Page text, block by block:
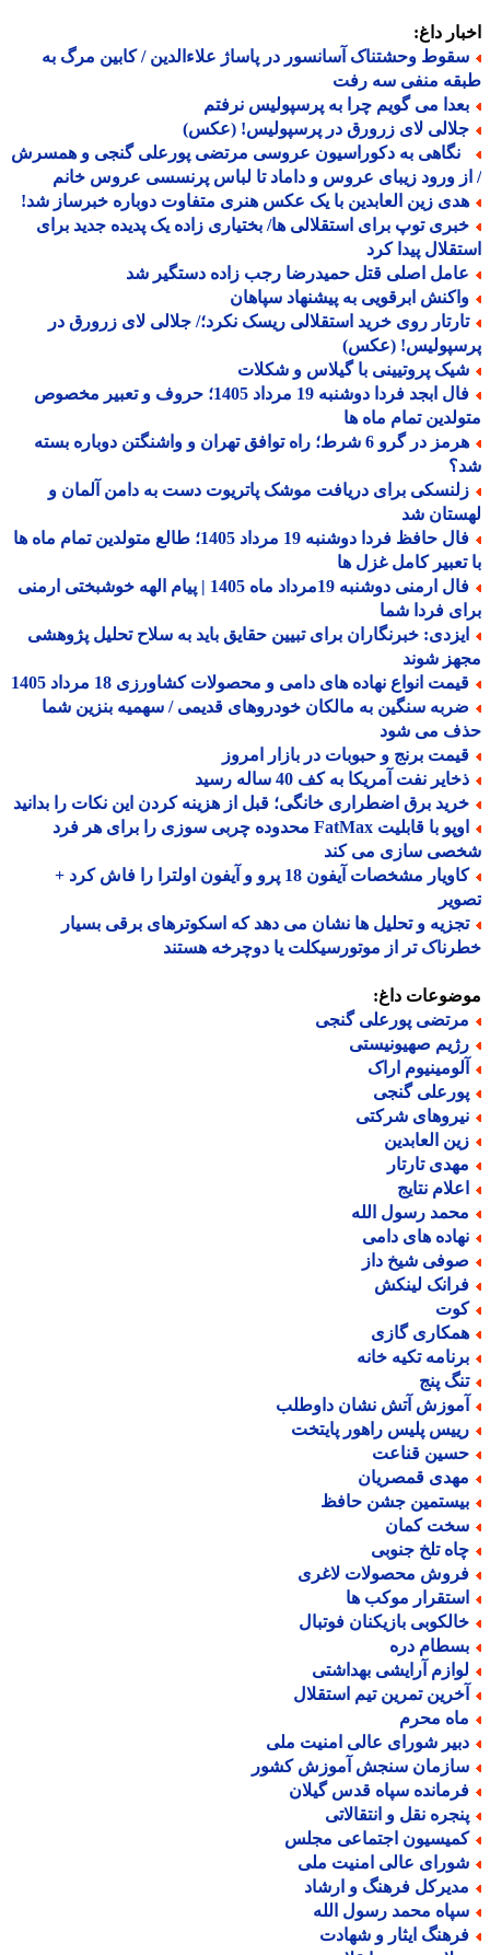
داغ:
وحشتناک آسانسور در پاساژ علاءالدین / کابین مرگ به
منفی سه رفت
می گویم چرا به پرسپولیس نرفتم
لای زرورق در پرسپولیس! (عکس)
به دکوراسیون عروسی مرتضی پورعلی گنجی و همسرش
ورود زیبای عروس و داماد تا لباس پرنسسی عروس خانم
زین العابدین با یک عکس هنری متفاوت دوباره خبرساز شد!
توپ برای استقلالی ها/ بختیاری زاده یک پدیده جدید برای
پیدا کرد
اصلی قتل حمیدرضا رجب زاده دستگیر شد
ابرقویی به پیشنهاد سپاهان
روی خرید استقلالی ریسک نکرد؛/ جلالی لای زرورق در
(عکس)
پروتیینی با گیلاس و شکلات
فال ابجد فردا دوشنبه 19 مرداد 1405؛ حروف و تعبیر مخصوص
تمام ماه ها
هرمز در گرو 6 شرط؛ راه توافق تهران و واشنگتن دوباره بسته
برای دریافت موشک پاتریوت دست به دامن آلمان و
شد
فال حافظ فردا دوشنبه 19 مرداد 1405؛ طالع متولدین تمام ماه ها
کامل غزل ها
فال ارمنی دوشنبه 19مرداد ماه 1405 | پیام الهه خوشبختی ارمنی
فردا شما
خبرنگاران برای تبیین حقایق باید به سلاح تحلیل پژوهشی
شوند
انواع نهاده های دامی و محصولات کشاورزی 18 مرداد 1405
سنگین به مالکان خودروهای قدیمی / سهمیه بنزین شما
می شود
برنج و حبوبات در بازار امروز
نفت آمریکا به کف 40 ساله رسید
برق اضطراری خانگی؛ قبل از هزینه کردن این نکات را بدانید
اوپو با قابلیت FatMax محدوده چربی سوزی را برای هر فرد
سازی می کند
کاویار مشخصات آیفون 18 پرو و آیفون اولترا را فاش کرد +
و تحلیل ها نشان می دهد که اسکوترهای برقی بسیار
تر از موتورسیکلت یا دوچرخه هستند
داغ:
پورعلی گنجی
صهیونیستی
اراک
گنجی
شرکتی
العابدین
تارتار
نتایج
رسول الله
های دامی
شیخ داز
لینکش
گازی
تکیه خانه
پنج
آتش نشان داوطلب
پلیس راهور پایتخت
قناعت
قمصریان
جشن حافظ
کمان
تلخ جنوبی
محصولات لاغری
موکب ها
بازیکنان فوتبال
دره
آرایشی بهداشتی
تمرین تیم استقلال
محرم
شورای عالی امنیت ملی
سنجش آموزش کشور
سپاه قدس گیلان
نقل و انتقالاتی
اجتماعی مجلس
عالی امنیت ملی
فرهنگ و ارشاد
محمد رسول الله
ایثار و شهادت